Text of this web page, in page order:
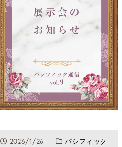
2026/1/26
パシフィック